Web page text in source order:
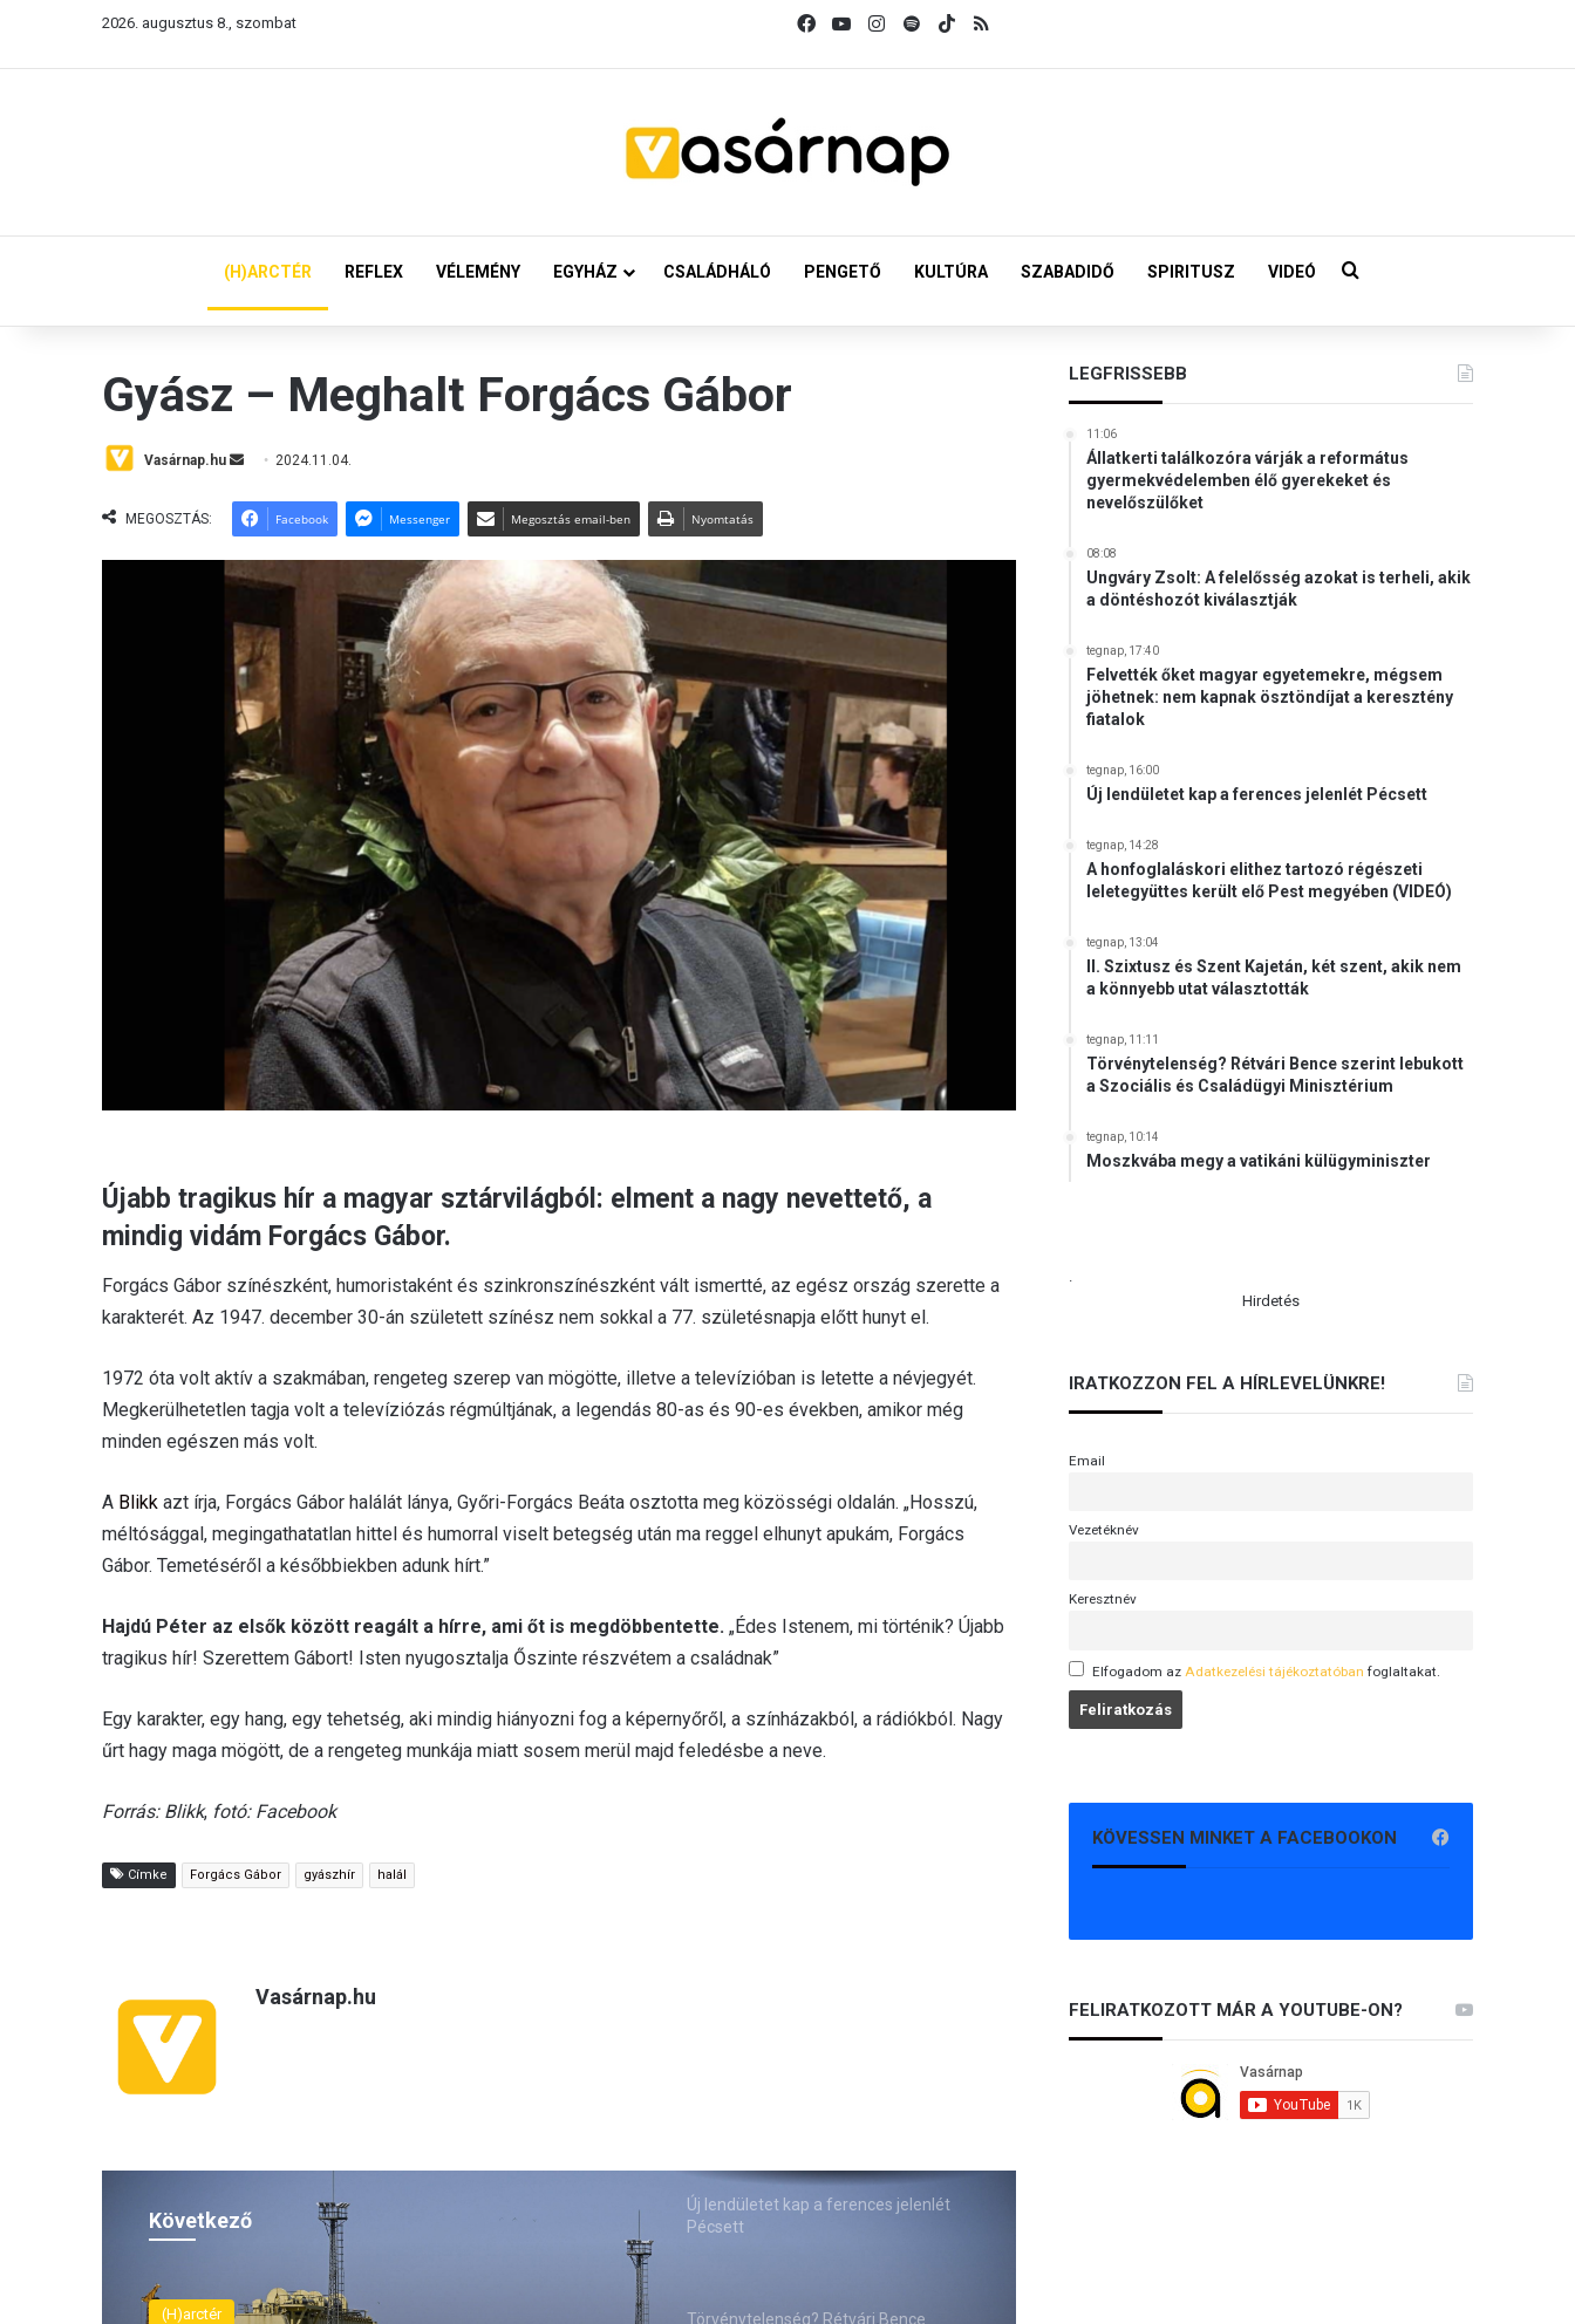
2026. augusztus 8., szombat FacebookYouTubeInstagram
SpotifyTikTokRSS
(H)ARCTÉR REFLEX VÉLEMÉNY EGYHÁZ CSALÁDHÁLÓ PENGETŐ KULTÚRA SZABADIDŐ SPIRITUSZ VIDEÓ Keresés:
Gyász – Meghalt Forgács Gábor
Vasárnap.hu
Send
email
2024.11.04.
MEGOSZTÁS: Facebook Messenger Megosztás email-ben Nyomtatás
Újabb tragikus hír a magyar sztárvilágból: elment a nagy nevettető, a
mindig vidám Forgács Gábor.
Forgács Gábor színészként, humoristaként és szinkronszínészként vált ismertté, az egész ország szerette a
karakterét. Az 1947. december 30-án született színész nem sokkal a 77. születésnapja előtt hunyt el.
1972 óta volt aktív a szakmában, rengeteg szerep van mögötte, illetve a televízióban is letette a névjegyét.
Megkerülhetetlen tagja volt a televíziózás régmúltjának, a legendás 80-as és 90-es években, amikor még
minden egészen más volt.
A Blikk azt írja, Forgács Gábor halálát lánya, Győri-Forgács Beáta osztotta meg közösségi oldalán. „Hosszú,
méltósággal, megingathatatlan hittel és humorral viselt betegség után ma reggel elhunyt apukám, Forgács
Gábor. Temetéséről a későbbiekben adunk hírt.”
Hajdú Péter az elsők között reagált a hírre, ami őt is megdöbbentette. „Édes Istenem, mi történik? Újabb
tragikus hír! Szerettem Gábort! Isten nyugosztalja Őszinte részvétem a családnak”
Egy karakter, egy hang, egy tehetség, aki mindig hiányozni fog a képernyőről, a színházakból, a rádiókból. Nagy
űrt hagy maga mögött, de a rengeteg munkája miatt sosem merül majd feledésbe a neve.
Forrás: Blikk, fotó: Facebook
Címke Forgács Gábor gyászhír halál
Vasárnap.hu
Következő
(H)arctér
Új lendületet kap a ferences jelenlét
Pécsett
Törvénytelenség? Rétvári Bence
LEGFRISSEBB
11:06
Állatkerti találkozóra várják a református
gyermekvédelemben élő gyerekeket és
nevelőszülőket
08:08
Ungváry Zsolt: A felelősség azokat is terheli, akik
a döntéshozót kiválasztják
tegnap, 17:40
Felvették őket magyar egyetemekre, mégsem
jöhetnek: nem kapnak ösztöndíjat a keresztény
fiatalok
tegnap, 16:00
Új lendületet kap a ferences jelenlét Pécsett
tegnap, 14:28
A honfoglaláskori elithez tartozó régészeti
leletegyüttes került elő Pest megyében (VIDEÓ)
tegnap, 13:04
II. Szixtusz és Szent Kajetán, két szent, akik nem
a könnyebb utat választották
tegnap, 11:11
Törvénytelenség? Rétvári Bence szerint lebukott
a Szociális és Családügyi Minisztérium
tegnap, 10:14
Moszkvába megy a vatikáni külügyminiszter
.
Hirdetés
IRATKOZZON FEL A HÍRLEVELÜNKRE!
Email
Vezetéknév
Keresztnév
Elfogadom az Adatkezelési tájékoztatóban foglaltakat.
KÖVESSEN MINKET A FACEBOOKON
FELIRATKOZOTT MÁR A YOUTUBE-ON?